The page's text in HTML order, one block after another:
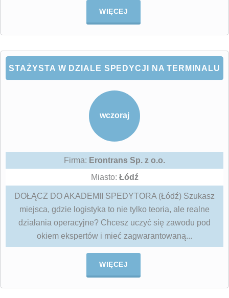
WIĘCEJ
STAŻYSTA W DZIALE SPEDYCJI NA TERMINALU
wczoraj
Firma: Erontrans Sp. z o.o.
Miasto: Łódź
DOŁĄCZ DO AKADEMII SPEDYTORA (Łódź) Szukasz
miejsca, gdzie logistyka to nie tylko teoria, ale realne
działania operacyjne? Chcesz uczyć się zawodu pod
okiem ekspertów i mieć zagwarantowaną...
WIĘCEJ